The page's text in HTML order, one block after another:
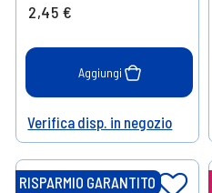
2,45 €
Aggiungi
Help
Verifica disp. in negozio
RISPARMIO GARANTITO